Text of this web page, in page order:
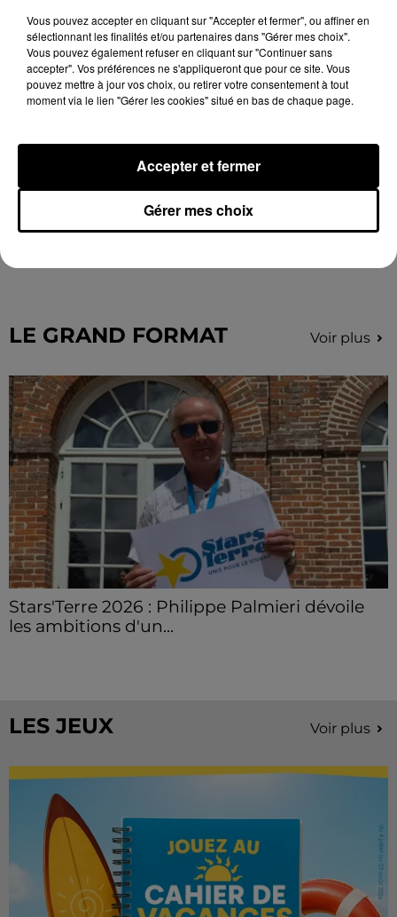
Une casse automobile partiellement
« chômage technique pour neuf personnes » après le
LE GRAND FORMAT Voir plus
Stars'Terre 2026 : Philippe Palmieri dévoile
les ambitions d'un...
LES JEUX Voir plus
Vous pouvez accepter en cliquant sur "Accepter et fermer", ou affiner en
sélectionnant les finalités et/ou partenaires dans "Gérer mes choix".
Vous pouvez également refuser en cliquant sur "Continuer sans
accepter". Vos préférences ne s'appliqueront que pour ce site. Vous
pouvez mettre à jour vos choix, ou retirer votre consentement à tout
moment via le lien "Gérer les cookies" situé en bas de chaque page.
Gérer mes choix
Accepter et fermer